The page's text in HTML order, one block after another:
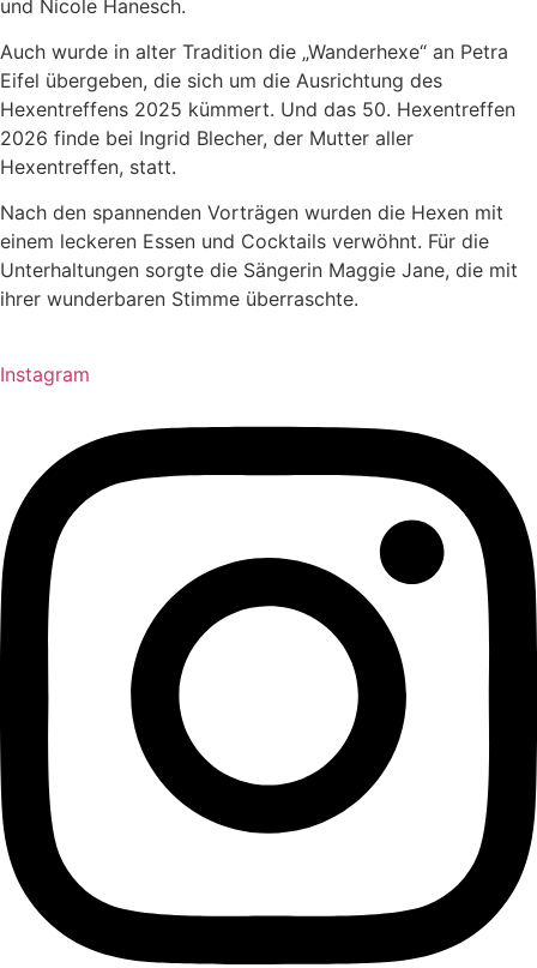
und Nicole Hanesch.
Auch wurde in alter Tradition die „Wanderhexe“ an Petra
Eifel übergeben, die sich um die Ausrichtung des
Hexentreffens 2025 kümmert. Und das 50. Hexentreffen
2026 finde bei Ingrid Blecher, der Mutter aller
Hexentreffen, statt.
Nach den spannenden Vorträgen wurden die Hexen mit
einem leckeren Essen und Cocktails verwöhnt. Für die
Unterhaltungen sorgte die Sängerin Maggie Jane, die mit
ihrer wunderbaren Stimme überraschte.
Instagram